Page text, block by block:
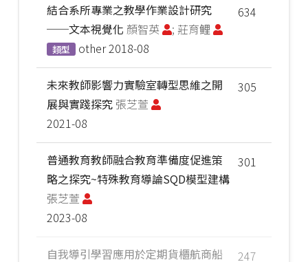
634
結合系所專業之教學作業設計研究
──文本視覺化 顏智英 ; 莊育鲤
類型 other2018-08
305
未來教師影響力實驗室轉型思維之開
展與實踐探究 張芝萱
2021-08
301
普通教育教師融合教育準備度促進策
略之探究~特殊教育導論SQD模型建構
張芝萱
2023-08
247
自我導引學習應用於定期貨櫃航商船